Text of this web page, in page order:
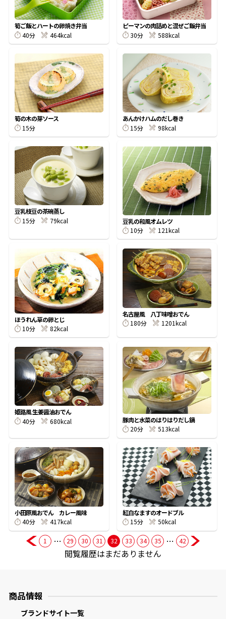
新鮮一番 『氷熟®』
『踊り節』
鰹節屋の
だしパック
だし粉
商品情報一覧
新鮮一番
氷熟®︎
だしパック
かつおだしが決め手！簡単茶碗蒸し
筍ご飯とハートの卵焼き弁当
40分
464kcal
ピーマンの肉詰めと混ぜご飯弁当
30分
588kcal
筍の木の芽ソース
15分
あんかけハムのだし巻き
15分
98kcal
豆乳枝豆の茶碗蒸し
15分
79kcal
豆乳の和風オムレツ
10分
121kcal
ほうれん草の卵とじ
10分
82kcal
名古屋風 八丁味噌おでん
180分
1201kcal
姫路風 生姜醤油おでん
40分
680kcal
豚肉と水菜のはりはりだし鍋
20分
513kcal
小田原風おでん カレー風味
40分
417kcal
紅白なますのオードブル
15分
50kcal
1 … 29 30 31 32 33 34 35 … 42
閲覧履歴はまだありません
商品情報
ブランドサイト一覧